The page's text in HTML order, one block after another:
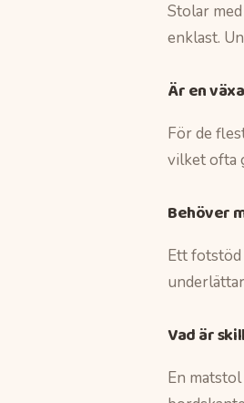
Stolar
enklast.
Är en
För de
vilket ofta
Behöver
Ett
Vad är
En